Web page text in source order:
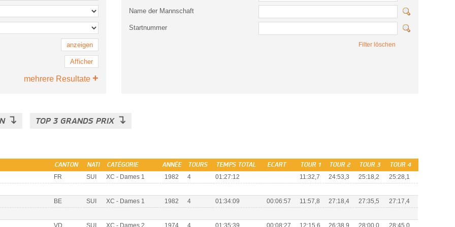
anzeigen
Afficher
mehrere Resultate +
Name der Mannschaft
Startnummer
Filter löschen
↴ TOP 3 GRANDS PRIX ↴
CANTON NATI CATÉGORIE ANNÉE TOURS TEMPS TOTAL ECART TOUR 1 TOUR 2 TOUR 3 TOUR 4
FR SUI XC - Dames 1 1982 4 01:27:12 11:32,7 24:53,3 25:18,2 25:28,1
BE SUI XC - Dames 1 1982 4 01:34:09 00:06:57 11:57,8 27:18,4 27:35,5 27:17,4
VD SUI XC - Dames 2 1974 4 01:35:39 00:08:27 12:15,6 26:38,9 28:00,0 28:45,0